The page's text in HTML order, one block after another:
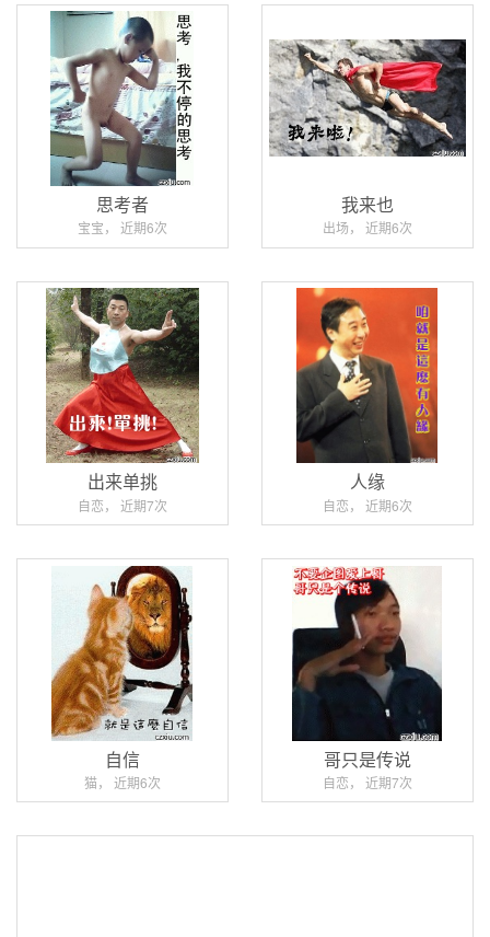
思考者
宝宝， 近期6次
我来也
出场， 近期6次
出来单挑
自恋， 近期7次
人缘
自恋， 近期6次
自信
猫， 近期6次
哥只是传说
自恋， 近期7次